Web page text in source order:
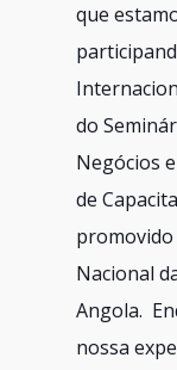
que
do
Negócios
de
promovido
Nacional
Angola.
nossa